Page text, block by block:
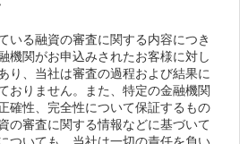
いる融資の審査に関する内容につき
機関がお申込みされたお客様に対し
り、当社は審査の過程および結果に
おりません。また、特定の金融機関
確性、完全性について保証するもの
の審査に関する情報などに基づいて